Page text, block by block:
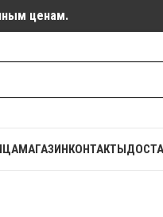
ценам.
МАГАЗИНКОНТАКТЫ